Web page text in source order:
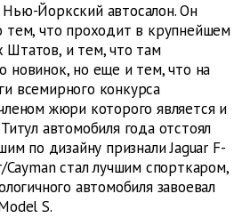
Йоркский автосалон. Он
тем, что проходит в крупнейшем
Штатов, и тем, что там
новинок, но еще и тем, что на
всемирного конкурса
жюри которого является и
автомобиля года отстоял
по дизайну признали Jaguar F-
стал лучшим спорткаром,
автомобиля завоевал
S.